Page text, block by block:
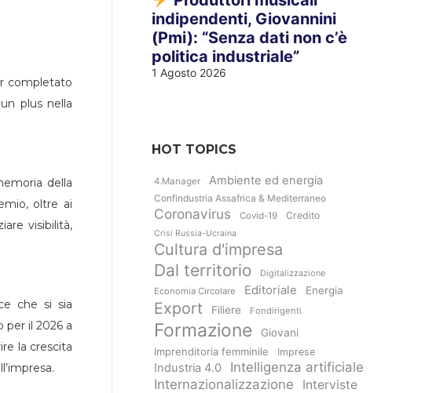
completato
plus nella
della
oltre ai
visibilità,
che si sia
per il 2026 a
la crescita
indipendenti, Giovannini
(Pmi): “Senza dati non c’è
politica industriale”
1 Agosto 2026
HOT TOPICS
4.Manager Ambiente ed energia
Confindustria Assafrica & Mediterraneo
Coronavirus Covid-19 Credito
Crisi Russia-Ucraina
Cultura d'impresa
Dal territorio
Digitalizzazione
Economia Circolare
Editoriale Energia
Export Filiere Fondirigenti
Formazione
Giovani
Imprenditoria femminile
Imprese
Industria 4.0
Intelligenza artificiale
Internazionalizzazione
Interviste